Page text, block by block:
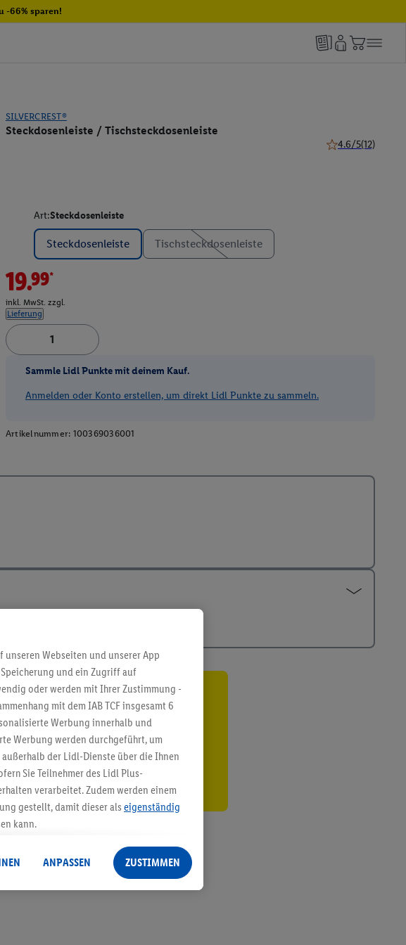
-66% sparen!
SILVERCREST®
Steckdosenleiste / Tischsteckdosenleiste
4.6/5(12)
Art:Steckdosenleiste
Steckdosenleiste Tischsteckdosenleiste
19.99*
inkl. MwSt. zzgl.
Lieferung
Sammle Lidl Punkte mit deinem Kauf.
Anmelden oder Konto erstellen, um direkt Lidl Punkte zu sammeln.
Artikelnummer: 100369036001
sparen³²ᵃ
Newsletter anmelden
sichern!
Webseiten und unserer App
und ein Zugriff auf
oder werden mit Ihrer Zustimmung -
mit dem IAB TCF insgesamt 6
Werbung innerhalb und
Werbung werden durchgeführt, um
der Lidl-Dienste über die Ihnen
Sie Teilnehmer des Lidl Plus-
verarbeitet. Zudem werden einem
gestellt, damit dieser als eigenständig
kann.
Ihre Nutzung der Lidl-Dienste, Ihr
Alter oder Geschlecht - sowie Ihre
einschließlich dem Speichern von
ANPASSEN ZUSTIMMEN